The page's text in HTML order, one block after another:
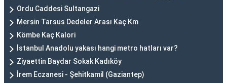
Ordu Caddesi Sultangazi
Mersin Tarsus Dedeler Arası Kaç Km
Kömbe Kaç Kalori
İstanbul Anadolu yakası hangi metro hatları var?
Ziyaettin Baydar Sokak Kadıköy
İrem Eczanesi - Şehitkamil (Gaziantep)